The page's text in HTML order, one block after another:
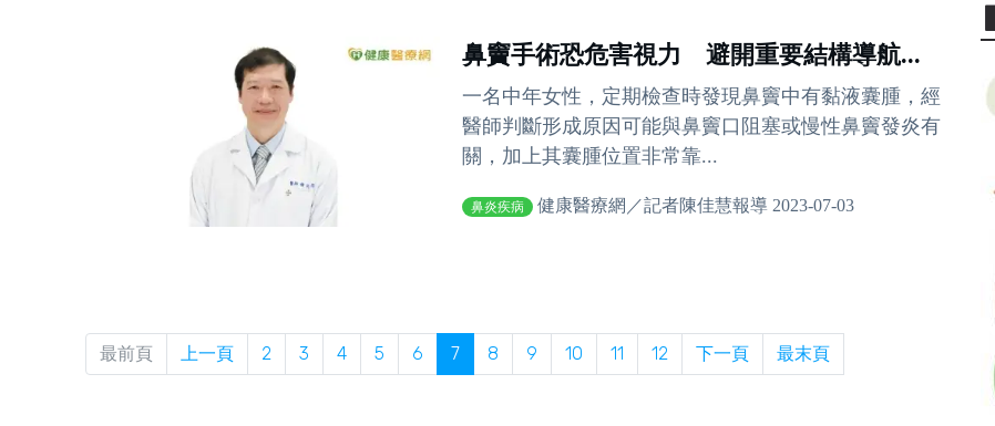
鼻竇手術恐危害視力 避開重要結構導航...
一名中年女性，定期檢查時發現鼻竇中有黏液囊腫，經
醫師判斷形成原因可能與鼻竇口阻塞或慢性鼻竇發炎有
關，加上其囊腫位置非常靠...
鼻炎疾病 健康醫療網／記者陳佳慧報導 2023-07-03
最前頁 上一頁 2 3 4 5 6 7 8 9 10 11 12 下一頁 最末頁